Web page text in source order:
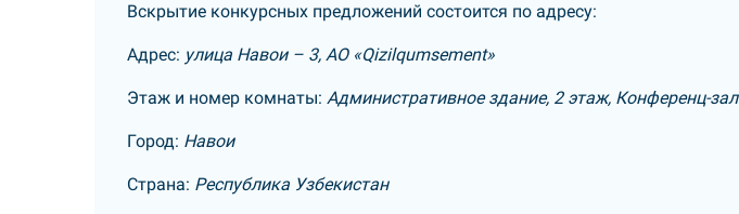
Вскрытие конкурсных предложений состоится по адресу:
Адрес: улица Навои – 3, АО «Qizilqumsement»
Этаж и номер комнаты: Административное здание, 2 этаж, Конференц-зал
Город: Навои
Страна: Республика Узбекистан